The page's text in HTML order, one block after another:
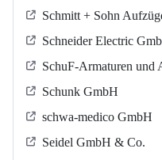
Schmitt + Sohn
Schneider Electric
SchuF-Armaturen und
Schunk GmbH
schwa-medico GmbH
Seidel GmbH & Co.